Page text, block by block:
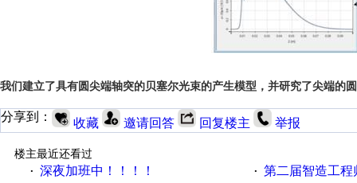
我们建立了具有圆尖端轴突的贝塞尔光束的产生模型，并研究了尖端的
分享到： 收藏 邀请回答 回复楼主 举报
楼主最近还看过
· 深夜加班中！！！！ · 第二届智造工程师节